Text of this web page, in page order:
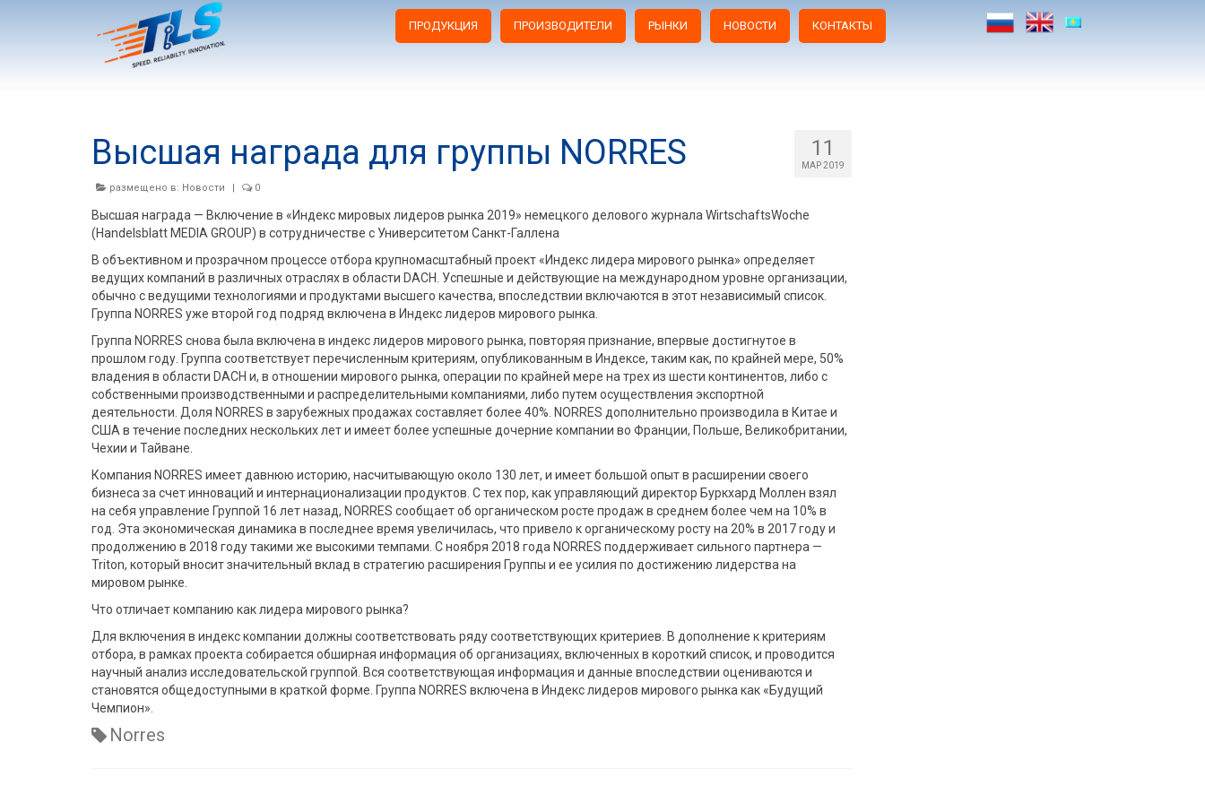
ПРОДУКЦИЯ ПРОИЗВОДИТЕЛИ РЫНКИ НОВОСТИ КОНТАКТЫ
11
МАР 2019
Высшая награда для группы NORRES
размещено в: Новости | 0
Высшая награда — Включение в «Индекс мировых лидеров рынка 2019» немецкого делового журнала WirtschaftsWoche
(Handelsblatt MEDIA GROUP) в сотрудничестве с Университетом Санкт-Галлена
В объективном и прозрачном процессе отбора крупномасштабный проект «Индекс лидера мирового рынка» определяет
ведущих компаний в различных отраслях в области DACH. Успешные и действующие на международном уровне организации,
обычно с ведущими технологиями и продуктами высшего качества, впоследствии включаются в этот независимый список.
Группа NORRES уже второй год подряд включена в Индекс лидеров мирового рынка.
Группа NORRES снова была включена в индекс лидеров мирового рынка, повторяя признание, впервые достигнутое в
прошлом году. Группа соответствует перечисленным критериям, опубликованным в Индексе, таким как, по крайней мере, 50%
владения в области DACH и, в отношении мирового рынка, операции по крайней мере на трех из шести континентов, либо с
собственными производственными и распределительными компаниями, либо путем осуществления экспортной
деятельности. Доля NORRES в зарубежных продажах составляет более 40%. NORRES дополнительно производила в Китае и
США в течение последних нескольких лет и имеет более успешные дочерние компании во Франции, Польше, Великобритании,
Чехии и Тайване.
Компания NORRES имеет давнюю историю, насчитывающую около 130 лет, и имеет большой опыт в расширении своего
бизнеса за счет инноваций и интернационализации продуктов. С тех пор, как управляющий директор Буркхард Моллен взял
на себя управление Группой 16 лет назад, NORRES сообщает об органическом росте продаж в среднем более чем на 10% в
год. Эта экономическая динамика в последнее время увеличилась, что привело к органическому росту на 20% в 2017 году и
продолжению в 2018 году такими же высокими темпами. С ноября 2018 года NORRES поддерживает сильного партнера —
Triton, который вносит значительный вклад в стратегию расширения Группы и ее усилия по достижению лидерства на
мировом рынке.
Что отличает компанию как лидера мирового рынка?
Для включения в индекс компании должны соответствовать ряду соответствующих критериев. В дополнение к критериям
отбора, в рамках проекта собирается обширная информация об организациях, включенных в короткий список, и проводится
научный анализ исследовательской группой. Вся соответствующая информация и данные впоследствии оцениваются и
становятся общедоступными в краткой форме. Группа NORRES включена в Индекс лидеров мирового рынка как «Будущий
Чемпион».
Norres